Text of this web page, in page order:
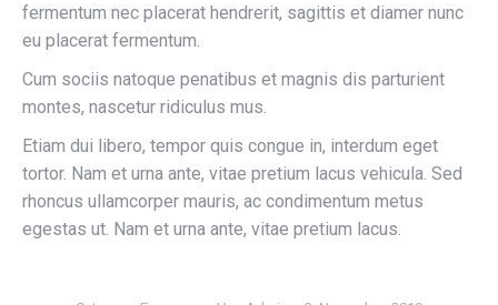
fermentum nec placerat hendrerit, sagittis et diamer nunc
eu placerat fermentum.
Cum sociis natoque penatibus et magnis dis parturient
montes, nascetur ridiculus mus.
Etiam dui libero, tempor quis congue in, interdum eget
tortor. Nam et urna ante, vitae pretium lacus vehicula. Sed
rhoncus ullamcorper mauris, ac condimentum metus
egestas ut. Nam et urna ante, vitae pretium lacus.